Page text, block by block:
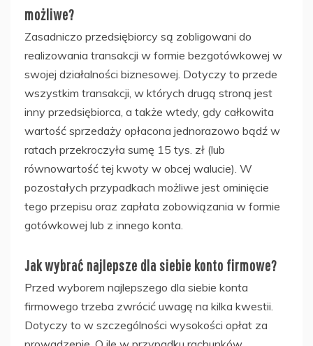
możliwe?
Zasadniczo przedsiębiorcy są zobligowani do
realizowania transakcji w formie bezgotówkowej w
swojej działalności biznesowej. Dotyczy to przede
wszystkim transakcji, w których drugą stroną jest
inny przedsiębiorca, a także wtedy, gdy całkowita
wartość sprzedaży opłacona jednorazowo bądź w
ratach przekroczyła sumę 15 tys. zł (lub
równowartość tej kwoty w obcej walucie). W
pozostałych przypadkach możliwe jest ominięcie
tego przepisu oraz zapłata zobowiązania w formie
gotówkowej lub z innego konta.
Jak wybrać najlepsze dla siebie konto firmowe?
Przed wyborem najlepszego dla siebie konta
firmowego trzeba zwrócić uwagę na kilka kwestii.
Dotyczy to w szczególności wysokości opłat za